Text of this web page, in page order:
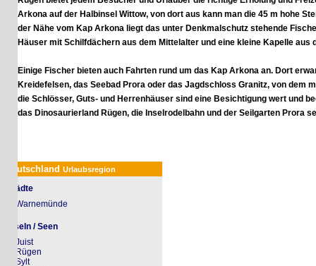
Arkonaauf der Halbinsel Wittow, von dort aus kann man die 45 m hohe
der Nähe vom Kap Arkona liegt das unter Denkmalschutz stehende
Häuser mit Schilfdächern aus dem Mittelalter und eine kleine Kapelle aus
Einige Fischer bieten auch Fahrten rund um das Kap Arkona an. Dort
Kreidefelsen, das Seebad Prora oder das Jagdschloss Granitz, von dem man
die Schlösser, Guts- und Herrenhäuser sind eine Besichtigung wert und
Dinosaurierland Rügen, die Inselrodelbahn und der Seilgarten Prorasehr
Urlaubsregion
/ Seen